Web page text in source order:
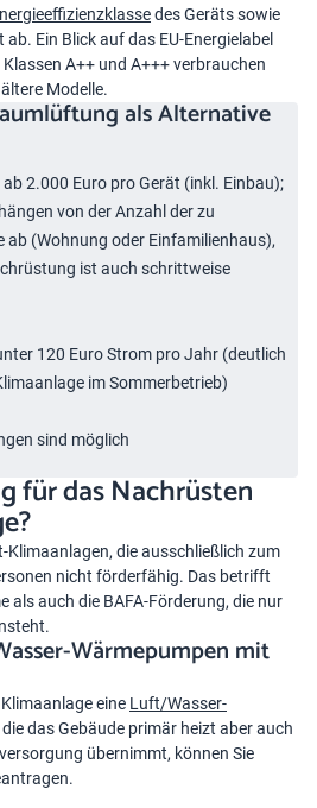
des Geräts sowie
Ein Blick auf das EU-Energielabel
A++ und A+++ verbrauchen
Modelle.
als Alternative
2.000 Euro pro Gerät (inkl. Einbau);
von der Anzahl der zu
ab (Wohnung oder Einfamilienhaus),
ist auch schrittweise
120 Euro Strom pro Jahr (deutlich
im Sommerbetrieb)
sind möglich
für das Nachrüsten
Klimaanlagen, die ausschließlich zum
nicht förderfähig. Das betrifft
als auch die BAFA-Förderung, die nur
Wärmepumpen mit
eine Luft/Wasser-
das Gebäude primär heizt aber auch
übernimmt, können Sie